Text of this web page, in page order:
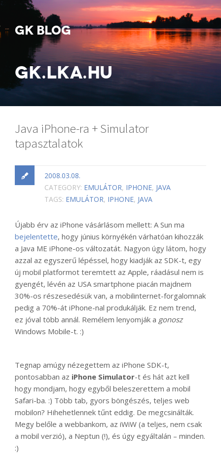
GK BLOG
GK.LKA.HU
Java iPhone-ra + Simulator
tapasztalatok
2008.03.08.
CATEGORY: EMULÁTOR, IPHONE, JAVA
TAGS: EMULÁTOR, IPHONE, JAVA
Újabb érv az iPhone vásárlásom mellett: A Sun ma
bejelentette, hogy június környékén várhatóan kihozzák
a Java ME iPhone-os változatát. Nagyon úgy látom, hogy
azzal az egyszerű lépéssel, hogy kiadják az SDK-t, egy
új mobil platformot teremtett az Apple, ráadásul nem is
gyengét, lévén az USA smartphone piacán majdnem
30%-os részesedésük van, a mobilinternet-forgalomnak
pedig a 70%-át iPhone-nal produkálják. Ez nem trend,
ez jóval több annál. Remélem lenyomják a gonosz
Windows Mobile-t. :)
Tegnap amúgy nézegettem az iPhone SDK-t,
pontosabban az iPhone Simulator-t és hát azt kell
hogy mondjam, hogy egyből beleszerettem a mobil
Safari-ba. :) Több tab, gyors böngészés, teljes web
mobilon? Hihehetlennek tűnt eddig. De megcsinálták.
Megy belőle a webbankom, az iWiW (a teljes, nem csak
a mobil verzió), a Neptun (!), és úgy egyáltalán – minden.
:)